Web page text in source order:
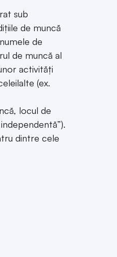
sub
de muncă
de
de muncă al
activități
(ex.
locul de
dintre cele